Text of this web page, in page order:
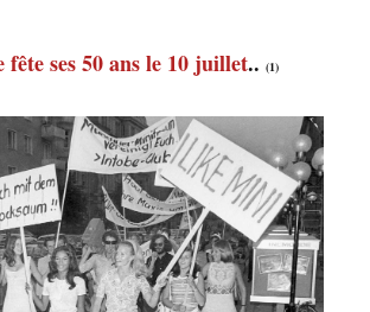
ses 50 ans le 10 juillet.. (1)